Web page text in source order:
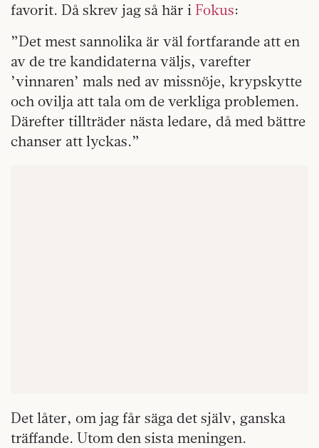
favorit. Då skrev jag så här i Fokus:
”Det mest sannolika är väl fortfarande att en
av de tre kandidaterna väljs, varefter
’vinnaren’ mals ned av missnöje, krypskytte
och ovilja att tala om de verkliga problemen.
Därefter tillträder nästa ledare, då med bättre
chanser att lyckas.”
Det låter, om jag får säga det själv, ganska
träffande. Utom den sista meningen.